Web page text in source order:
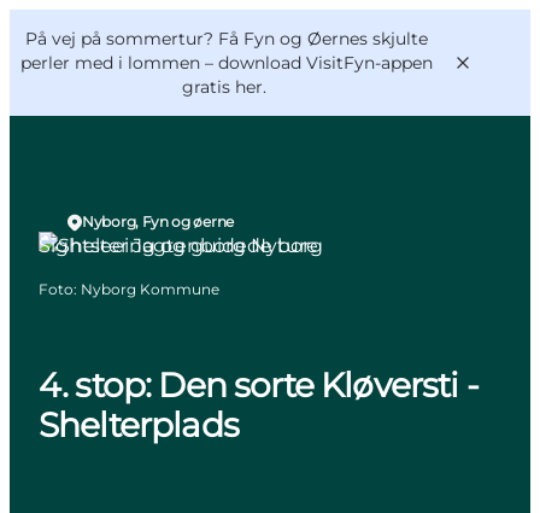
På vej på sommertur? Få Fyn og Øernes skjulte
perler med i lommen – download VisitFyn-appen
gratis her.
Oplevelser
Outdoor
Overnatning
Book lokale oplevelser
VisitFyn
Deutsch
4. stop: Den sorte Kløversti -
Shelterplads
Nyborg, Fyn og øerne
Sightseeing og guidede ture
Foto: Nyborg Kommune